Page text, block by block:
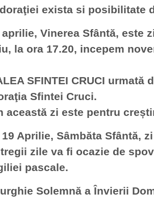
exista si posibilitate
Vinerea Sfântă, este
la ora 17.20, incepem
SFINTEI CRUCI urmată
Sfintei Cruci.
această zi este pentru
Aprilie, Sâmbăta Sfântă,
zile va fi ocazie de
pascale.
Solemnă a Învierii